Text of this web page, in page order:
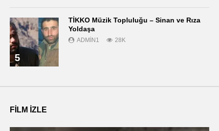
5
TİKKO Müzik Topluluğu – Sinan ve Rıza
Yoldaşa
ADMIN1 28K
FILM IZLE